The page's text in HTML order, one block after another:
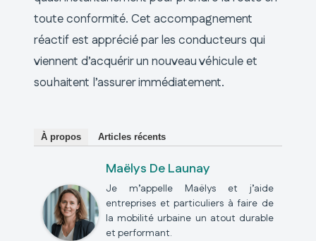
toute conformité. Cet accompagnement
réactif est apprécié par les conducteurs qui
viennent d’acquérir un nouveau véhicule et
souhaitent l’assurer immédiatement.
À propos Articles récents
Maëlys De Launay
Je m’appelle Maëlys et j’aide
entreprises et particuliers à faire de
la mobilité urbaine un atout durable
et performant.